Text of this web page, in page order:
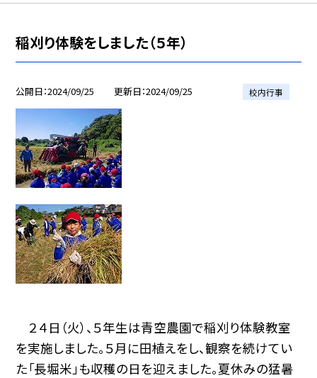
稲刈り体験をしました（５年）
公開日 2024/09/25 更新日 2024/09/25 校内行事
２４日（火）、５年生は青空農園で稲刈り体験教室
を実施しました。５月に田植えをし、観察を続けてい
た「長堀米」も収穫の日を迎えました。夏休みの猛暑